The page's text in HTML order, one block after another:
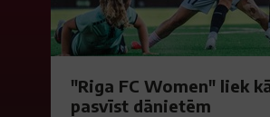
"Riga FC Women" liek
pasvīst dānietēm